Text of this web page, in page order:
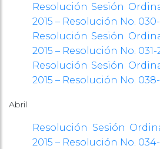
Resolución Sesión
2015 – Resolución No.
Resolución Sesión
2015 – Resolución No. 031-
Resolución Sesión
2015 – Resolución No.
Abril
Resolución Sesión
2015 – Resolución No.